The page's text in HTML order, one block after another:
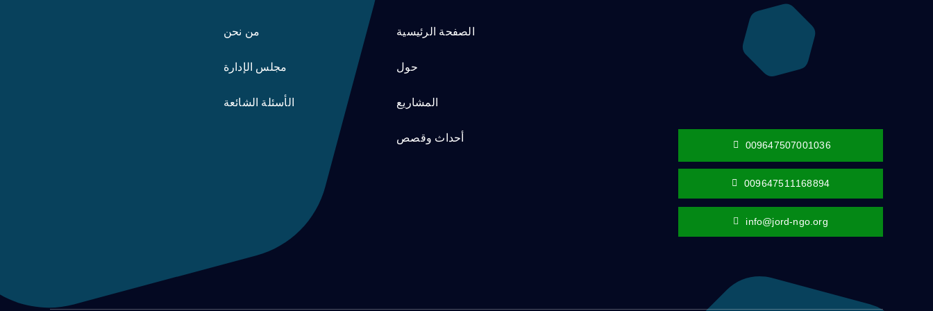
009647507001036
009647511168894
info@jord-ngo.org
الصفحة الرئيسية
حول
المشاريع
أحداث وقصص
من نحن
مجلس الإدارة
الأسئلة الشائعة